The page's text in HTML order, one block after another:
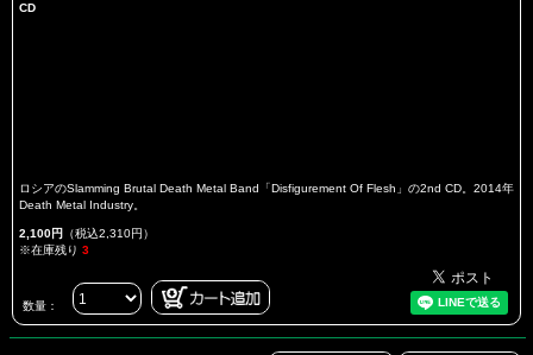
CD
ロシアのSlamming Brutal Death Metal Band「Disfigurement Of Flesh」の2nd CD。2014年
Death Metal Industry。
2,100円 （税込2,310円）
※在庫残り 3
数量：